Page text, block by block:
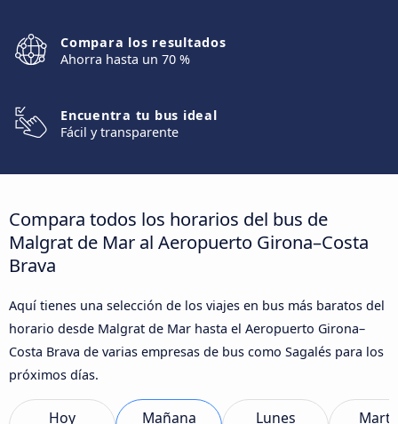
Compara los resultados
Ahorra hasta un 70 %
Encuentra tu bus ideal
Fácil y transparente
Compara todos los horarios del bus de
Malgrat de Mar al Aeropuerto Girona–Costa
Brava
Aquí tienes una selección de los viajes en bus más baratos del
horario desde Malgrat de Mar hasta el Aeropuerto Girona–
Costa Brava de varias empresas de bus como Sagalés para los
próximos días.
Hoy Mañana Lunes